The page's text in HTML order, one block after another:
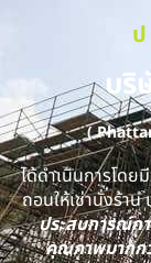
บริ
(
ได้ดำเนินการโด
ถอนให้เช่านั่งร้า
ประสบการณ์ก
คุณภาพมากก